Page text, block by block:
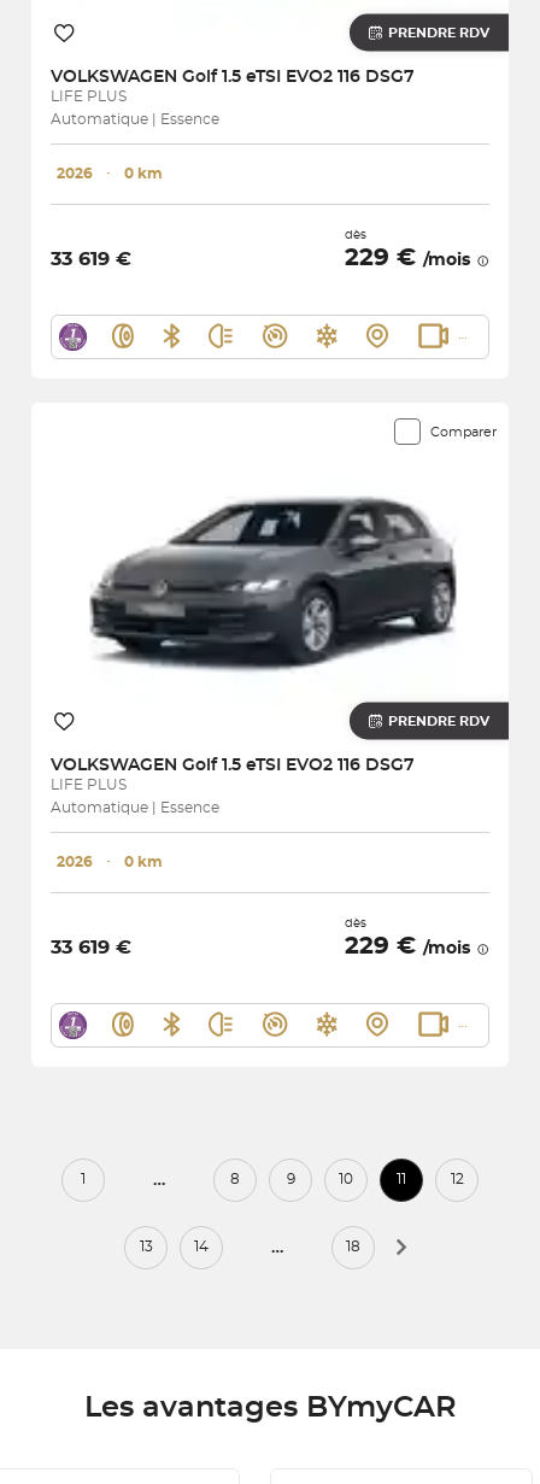
PRENDRE RDV
VOLKSWAGEN Golf 1.5 eTSI EVO2 116 DSG7
LIFE PLUS
Automatique | Essence
2026 ･ 0 km
33 619 €
dès
229 € /mois
Comparer
PRENDRE RDV
VOLKSWAGEN Golf 1.5 eTSI EVO2 116 DSG7
LIFE PLUS
Automatique | Essence
2026 ･ 0 km
33 619 €
dès
229 € /mois
1 … 8 9 10 11 12
13 14 … 18
Les avantages BYmyCAR